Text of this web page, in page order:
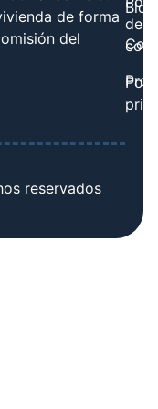
de forma
del
Blog
de
reservados